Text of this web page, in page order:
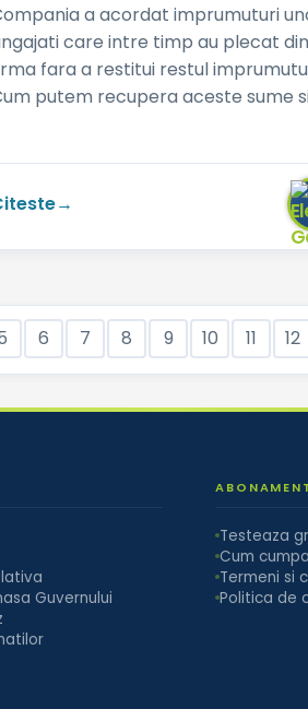
a acordat imprumuturi
care intre timp au plecat din
fara a restitui restul
putem recupera aceste sume
6 7 8 9 10 11 12
Guvernului
Testeaza
Cum
Termeni si
Politica de